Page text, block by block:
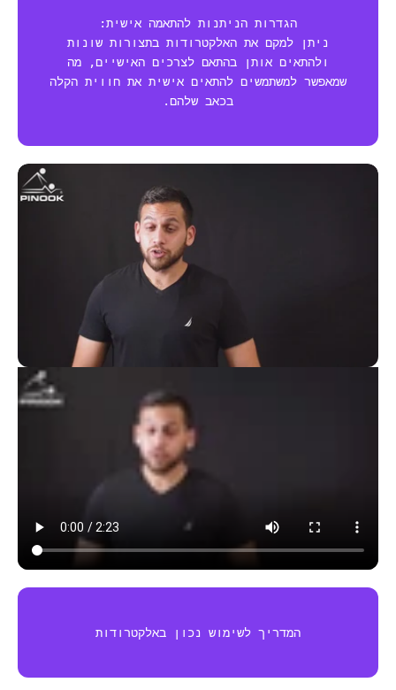
הגדרות הניתנות להתאמה אישית:
ניתן למקם את האלקטרודות בתצורות שונות
ולהתאים אותן בהתאם לצרכים האישיים, מה
שמאפשר למשתמשים להתאים אישית את חווית הקלה
בכאב שלהם.
המדריך לשימוש נכון באלקטרודות